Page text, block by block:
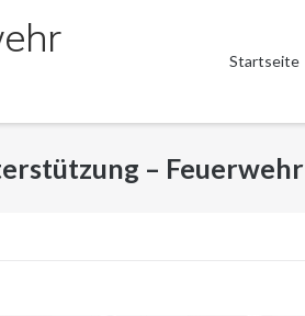
Startseite
– Feuerwehr